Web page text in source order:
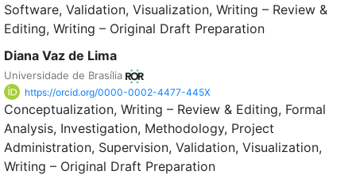
Software Validation Visualization Writing – Review &
Editing Writing – Original Draft Preparation
Diana Vaz de Lima
Universidade de Brasília
https://orcid.org/0000-0002-4477-445X
Conceptualization Writing – Review & Editing Formal
Analysis Investigation Methodology Project
Administration Supervision Validation Visualization
Writing – Original Draft Preparation